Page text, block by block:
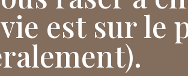
est sur le